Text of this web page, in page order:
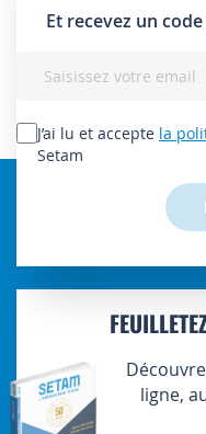
Et recevez un
lettre
d’information
J’ai lu et accepte la
Setam
ligne,